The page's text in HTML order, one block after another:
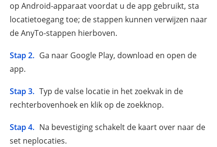
op Android-apparaat voordat u de app gebruikt, sta
locatietoegang toe; de stappen kunnen verwijzen naar
de AnyTo-stappen hierboven.
Stap 2. Ga naar Google Play, download en open de
app.
Stap 3. Typ de valse locatie in het zoekvak in de
rechterbovenhoek en klik op de zoekknop.
Stap 4. Na bevestiging schakelt de kaart over naar de
set neplocaties.